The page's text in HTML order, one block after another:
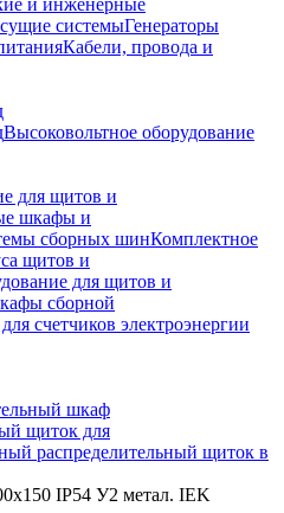
и инженерные
системыГенераторы
Кабели, провода и
Высоковольтное оборудование
для щитов и
шкафы и
сборных шинКомплектное
щитов и
для щитов и
сборной
счетчиков электроэнергии
шкаф
щиток для
распределительный щиток в
IP54 У2 метал. IEK